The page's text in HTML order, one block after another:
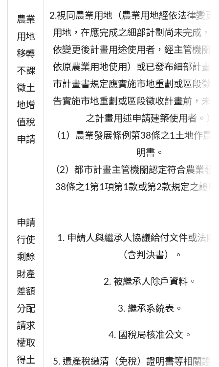
農業
用地
移轉
不課
徵土
地增
值稅
申請
2.視同農業用地（農業用地經依法律變更
用地，在應完成之細部計劃尚未完成，
依變更後計畫用途使用者，經主管機關
依原農業用地使用）或已發布細部計畫
市計畫書規定應實施市地重劃或區段徵
告實施市地重劃或區段徵收計畫前，未
之計畫用述申請建築使用者 。）
（1）農業發展條例第38條之1土地作農
明書。
（2）都市計畫主管機關認定符合農業發
38條之1第1項第1款或第2款規定之證
申請
行使
剩餘
財產
差額
分配
請求
權取
得土
1. 申請人與繼承人協議給付文件或法院
（含判決書）。
2. 被繼承人除戶資料。
3. 繼承系統表。
4. 國稅局核准公文。
5. 遺產稅繳清（免稅）證明書等相關證